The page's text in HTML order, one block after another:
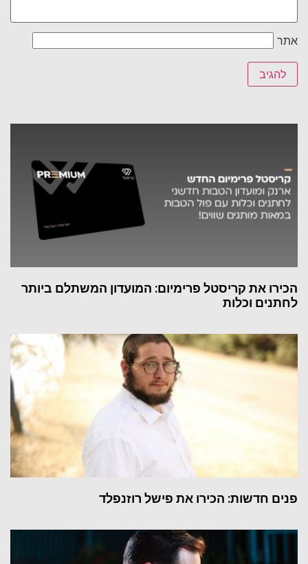
אתר
הכירו את קריסטל פרימיום: המועדון המשתלם ביותר
לחתנים וכלות
פנים חדשות: הכירו את פישל רוזנפלד